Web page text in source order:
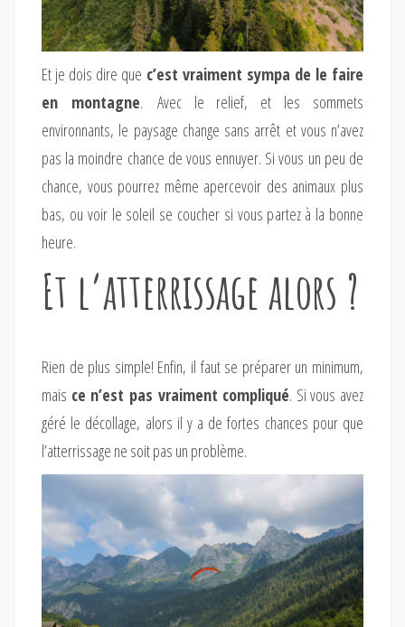
Et je dois dire que c’est vraiment sympa de le faire
en montagne. Avec le relief, et les sommets
environnants, le paysage change sans arrêt et vous n’avez
pas la moindre chance de vous ennuyer. Si vous un peu de
chance, vous pourrez même apercevoir des animaux plus
bas, ou voir le soleil se coucher si vous partez à la bonne
heure.
Et l’atterrissage alors ?
Rien de plus simple! Enfin, il faut se préparer un minimum,
mais ce n’est pas vraiment compliqué. Si vous avez
géré le décollage, alors il y a de fortes chances pour que
l’atterrissage ne soit pas un problème.